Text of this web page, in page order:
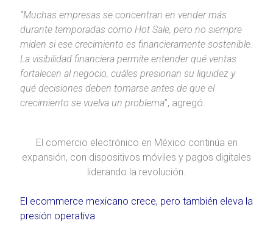
“Muchas empresas se concentran en vender más
durante temporadas como Hot Sale, pero no siempre
miden si ese crecimiento es financieramente sostenible.
La visibilidad financiera permite entender qué ventas
fortalecen al negocio, cuáles presionan su liquidez y
qué decisiones deben tomarse antes de que el
crecimiento se vuelva un problema”, agregó.
El comercio electrónico en México continúa en
expansión, con dispositivos móviles y pagos digitales
liderando la revolución.
El ecommerce mexicano crece, pero también eleva la
presión operativa